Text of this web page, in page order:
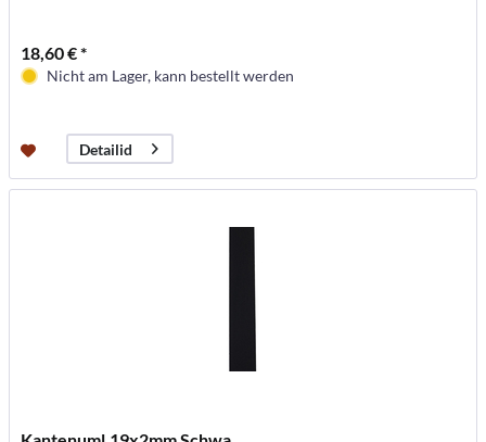
18,60 € *
Nicht am Lager, kann bestellt werden
Detailid